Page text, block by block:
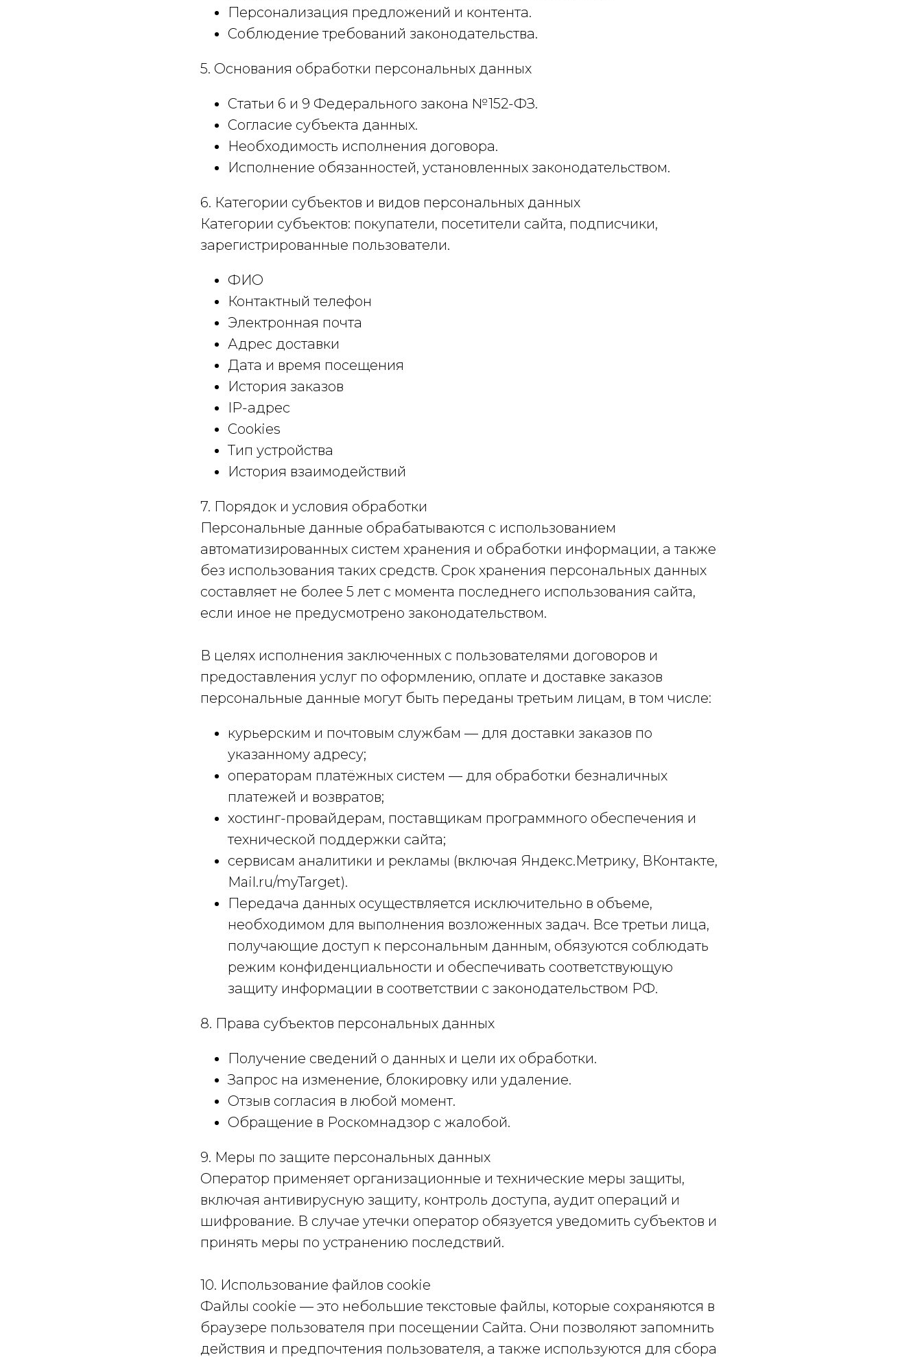
Персонализация предложений и контента.
Соблюдение требований законодательства.
5. Основания обработки персональных данных
Статьи 6 и 9 Федерального закона №152-ФЗ.
Согласие субъекта данных.
Необходимость исполнения договора.
Исполнение обязанностей, установленных законодательством.
6. Категории субъектов и видов персональных данных
Категории субъектов: покупатели, посетители сайта, подписчики,
зарегистрированные пользователи.
ФИО
Контактный телефон
Электронная почта
Адрес доставки
Дата и время посещения
История заказов
IP-адрес
Cookies
Тип устройства
История взаимодействий
7. Порядок и условия обработки
Персональные данные обрабатываются с использованием
автоматизированных систем хранения и обработки информации, а также
без использования таких средств. Срок хранения персональных данных
составляет не более 5 лет с момента последнего использования сайта,
если иное не предусмотрено законодательством.
В целях исполнения заключенных с пользователями договоров и
предоставления услуг по оформлению, оплате и доставке заказов
персональные данные могут быть переданы третьим лицам, в том числе:
курьерским и почтовым службам — для доставки заказов по
указанному адресу;
операторам платёжных систем — для обработки безналичных
платежей и возвратов;
хостинг-провайдерам, поставщикам программного обеспечения и
технической поддержки сайта;
сервисам аналитики и рекламы (включая Яндекс.Метрику, ВКонтакте,
Mail.ru/myTarget).
Передача данных осуществляется исключительно в объеме,
необходимом для выполнения возложенных задач. Все третьи лица,
получающие доступ к персональным данным, обязуются соблюдать
режим конфиденциальности и обеспечивать соответствующую
защиту информации в соответствии с законодательством РФ.
8. Права субъектов персональных данных
Получение сведений о данных и цели их обработки.
Запрос на изменение, блокировку или удаление.
Отзыв согласия в любой момент.
Обращение в Роскомнадзор с жалобой.
9. Меры по защите персональных данных
Оператор применяет организационные и технические меры защиты,
включая антивирусную защиту, контроль доступа, аудит операций и
шифрование. В случае утечки оператор обязуется уведомить субъектов и
принять меры по устранению последствий.
10. Использование файлов cookie
Файлы cookie — это небольшие текстовые файлы, которые сохраняются в
браузере пользователя при посещении Сайта. Они позволяют запомнить
действия и предпочтения пользователя, а также используются для сбора